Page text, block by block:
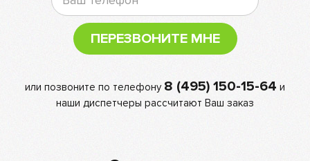
ПЕРЕЗВОНИТЕ МНЕ
или позвоните по телефону 8 (495) 150-15-64 и
наши диспетчеры рассчитают Ваш заказ